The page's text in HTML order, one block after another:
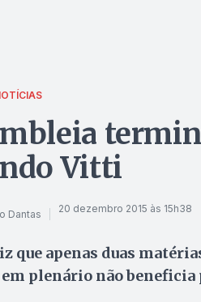
Vitti
Dantas 20 dezembro 2015 às 15h38
que apenas duas
plenário não beneficia